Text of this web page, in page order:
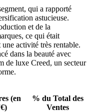
qui a rapporté
astucieuse.
et de la
ce qui était
activité très rentable.
dans la beauté avec
de luxe Creed, un secteur
(en
% du Total des
Ventes